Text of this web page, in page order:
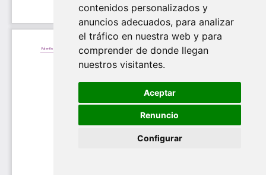
contenidos personalizados y
anuncios adecuados, para analizar
el tráfico en nuestra web y para
comprender de donde llegan
nuestros visitantes.
Aceptar
Renuncio
Configurar